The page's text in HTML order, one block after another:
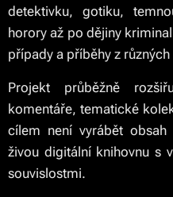
detektivku, gotiku,
horory až po dějiny
případy a příběhy z
Projekt průběžně
komentáře, tematické
cílem není vyrábět
živou digitální knihovnu s
souvislostmi.